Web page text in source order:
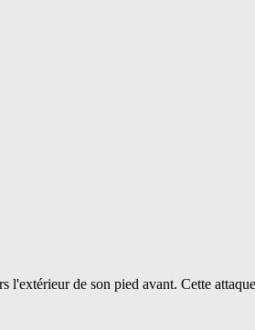
l'extérieur de son pied avant. Cette